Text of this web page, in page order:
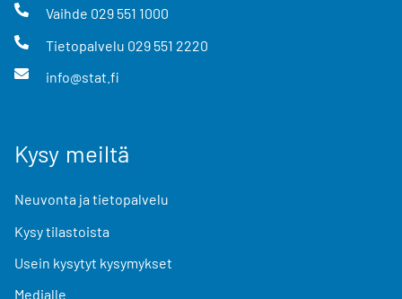
Vaihde 029 551 1000
Tietopalvelu 029 551 2220
info@stat.fi
Kysy meiltä
Neuvonta ja tietopalvelu
Kysy tilastoista
Usein kysytyt kysymykset
Medialle